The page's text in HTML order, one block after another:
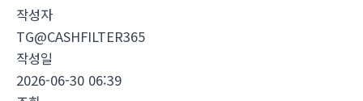
작성자
TG@CASHFILTER365
작성일
2026-06-30 06:39